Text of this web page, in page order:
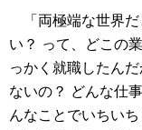
「両極端な世界だ
い？ って、どこの
っかく就職したん
ないの？ どんな仕
んなことでいちい